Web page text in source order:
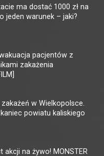
ma dostać 1000 zł na
jeden warunek – jaki?
pacjentów z
zakażenia
w Wielkopolsce.
powiatu kaliskiego
akcji na żywo! MONSTER